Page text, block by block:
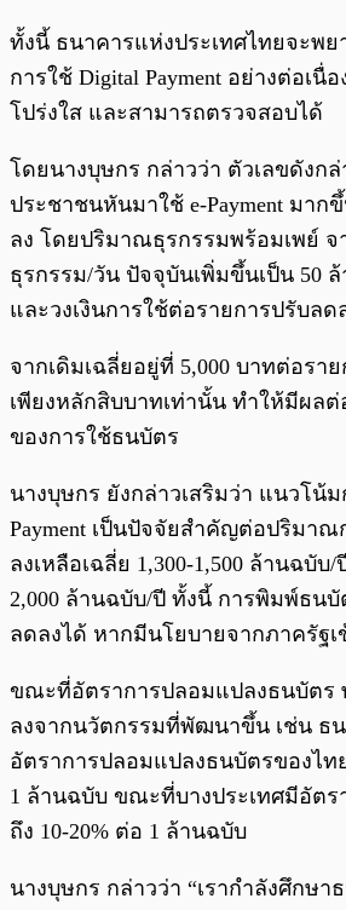
ทั้งนี้ ธนาคารแห่งประเทศไทยจะพ
การใช้ Digital Payment อย่างต่อเนื่
โปร่งใส และสามารถตรวจสอบได้
โดยนางบุษกร กล่าวว่า ตัวเลขดังก
ประชาชนหันมาใช้ e-Payment มาก
ลง โดยปริมาณธุรกรรมพร้อมเพย์ จ
ธุรกรรม/วัน ปัจจุบันเพิ่มขึ้นเป็น 50
และวงเงินการใช้ต่อรายการปรับลด
จากเดิมเฉลี่ยอยู่ที่ 5,000 บาทต่อรา
เพียงหลักสิบบาทเท่านั้น ทำให้มีผลต่
ของการใช้ธนบัตร
นางบุษกร ยังกล่าวเสริมว่า แนวโน้ม
Payment เป็นปัจจัยสำคัญต่อปริมา
ลงเหลือเฉลี่ย 1,300-1,500 ล้านฉบับ/
2,000 ล้านฉบับ/ปี ทั้งนี้ การพิมพ์ธน
ลดลงได้ หากมีนโยบายจากภาครัฐเ
ขณะที่อัตราการปลอมแปลงธนบัตร
ลงจากนวัตกรรมที่พัฒนาขึ้น เช่น ธ
อัตราการปลอมแปลงธนบัตรของไท
1 ล้านฉบับ ขณะที่บางประเทศมีอัตร
ถึง 10-20% ต่อ 1 ล้านฉบับ
นางบุษกร กล่าวว่า “เรากำลังศึกษา